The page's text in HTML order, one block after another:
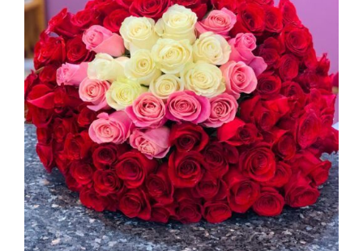
AÑADIR AL CARRITO
/
DETALLES